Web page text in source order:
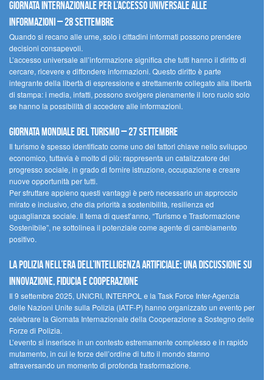
Giornata internazionale per l’accesso universale alle
informazioni – 28 settembre
Quando si recano alle urne, solo i cittadini informati possono prendere
decisioni consapevoli.
L’accesso universale all’informazione significa che tutti hanno il diritto di
cercare, ricevere e diffondere informazioni. Questo diritto è parte
integrante della libertà di espressione e strettamente collegato alla libertà
di stampa: i media, infatti, possono svolgere pienamente il loro ruolo solo
se hanno la possibilità di accedere alle informazioni.
Giornata mondiale del turismo – 27 settembre
Il turismo è spesso identificato come uno dei fattori chiave nello sviluppo
economico, tuttavia è molto di più: rappresenta un catalizzatore del
progresso sociale, in grado di fornire istruzione, occupazione e creare
nuove opportunità per tutti.
Per sfruttare appieno questi vantaggi è però necessario un approccio
mirato e inclusivo, che dia priorità a sostenibilità, resilienza ed
uguaglianza sociale. Il tema di quest’anno, “Turismo e Trasformazione
Sostenibile”, ne sottolinea il potenziale come agente di cambiamento
positivo.
La polizia nell’era dell’Intelligenza Artificiale: una discussione su
innovazione, fiducia e cooperazione
Il 9 settembre 2025, UNICRI, INTERPOL e la Task Force Inter-Agenzia
delle Nazioni Unite sulla Polizia (IATF-P) hanno organizzato un evento per
celebrare la Giornata Internazionale della Cooperazione a Sostegno delle
Forze di Polizia.
L’evento si inserisce in un contesto estremamente complesso e in rapido
mutamento, in cui le forze dell’ordine di tutto il mondo stanno
attraversando un momento di profonda trasformazione.